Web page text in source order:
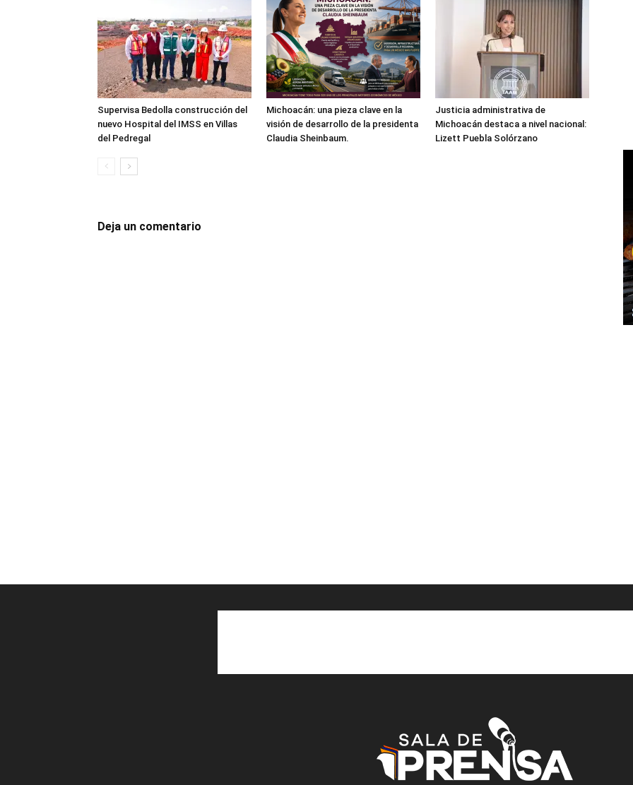
Supervisa Bedolla construcción del
nuevo Hospital del IMSS en Villas
del Pedregal
Michoacán: una pieza clave en la
visión de desarrollo de la presidenta
Claudia Sheinbaum.
Justicia administrativa de
Michoacán destaca a nivel nacional:
Lizett Puebla Solórzano
Deja un comentario